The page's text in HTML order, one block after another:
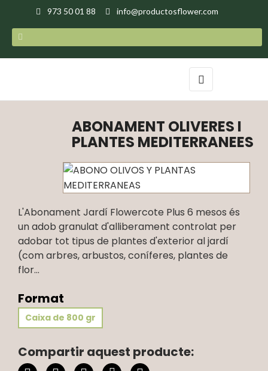
973 50 01 88 info@productosflower.com
Toggle
navigation
☰
ABONAMENT OLIVERES I
PLANTES MEDITERRANEES
L'Abonament Jardí Flowercote Plus 6 mesos és
un adob granulat d'alliberament controlat per
adobar tot tipus de plantes d'exterior al jardí
(com arbres, arbustos, coníferes, plantes de
flor...
Format
Caixa de 800 gr
Compartir aquest producte: